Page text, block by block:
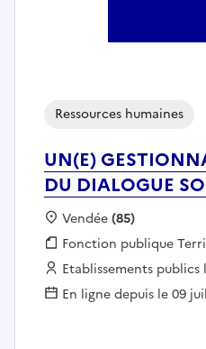
UN(E)
DU DIALOGUE
Ressources humaines
Localisation :
Vendée(85)
Fonction publique :
Fonction publique
Employeur :
Etablissements publics
En ligne depuis le 09